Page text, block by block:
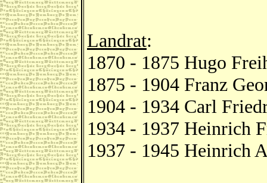
Landrat:
1870 - 1875 Hugo
1875 - 1904 Franz
1904 - 1934 Carl
1934 - 1937 Heinrich
1937 - 1945 Heinrich